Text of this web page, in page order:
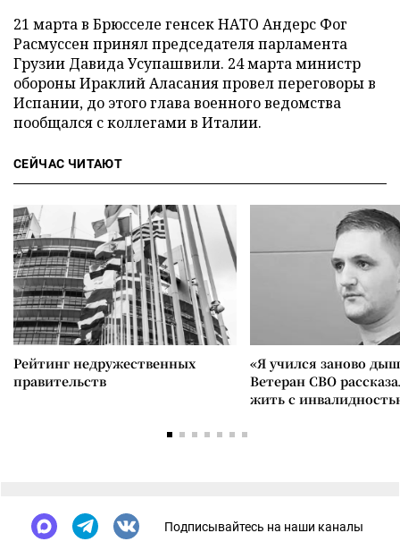
21 марта в Брюсселе генсек НАТО Андерс Фог
Расмуссен принял председателя парламента
Грузии Давида Усупашвили. 24 марта министр
обороны Ираклий Аласания провел переговоры в
Испании, до этого глава военного ведомства
пообщался с коллегами в Италии.
СЕЙЧАС ЧИТАЮТ
Рейтинг недружественных
правительств
«Я учился заново
Ветеран СВО
жить с
Подписывайтесь на наши каналы